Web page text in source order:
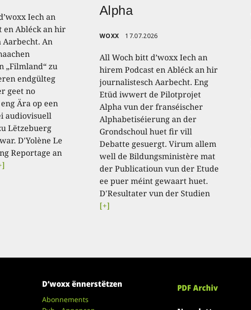
Iech an
en Abléck an hir
An
„Filmland“ zu
endgülteg
geet no
Ära op een
audiovisuell
Lëtzebuerg
D'Yolène Le
Reportage an
Alpha
WOXX 17.07.2026
All Woch bitt d’woxx Iech an
hirem Podcast en Abléck an hir
journalistesch Aarbecht. Eng
Etüd iwwert de Pilotprojet
Alpha vun der franséischer
Alphabetiséierung an der
Grondschoul huet fir vill
Debatte gesuergt. Virum allem
well de Bildungsministère mat
der Publicatioun vun der Etude
ee puer méint gewaart huet.
D'Resultater vun der Studien
[+]
D’woxx ënnerstëtzen
Abonnements
PDF Archiv